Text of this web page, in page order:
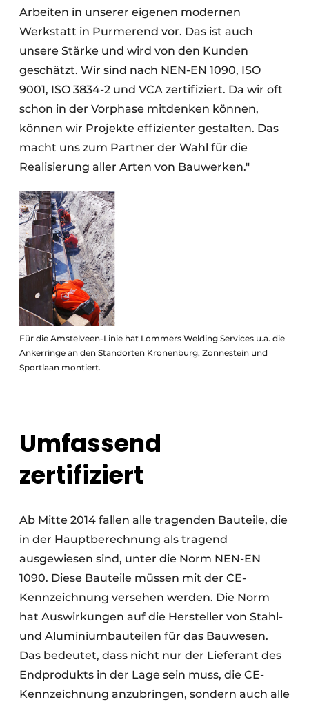
Arbeiten in unserer eigenen modernen
Werkstatt in Purmerend vor. Das ist auch
unsere Stärke und wird von den Kunden
geschätzt. Wir sind nach NEN-EN 1090, ISO
9001, ISO 3834-2 und VCA zertifiziert. Da wir oft
schon in der Vorphase mitdenken können,
können wir Projekte effizienter gestalten. Das
macht uns zum Partner der Wahl für die
Realisierung aller Arten von Bauwerken."
Für die Amstelveen-Linie hat Lommers Welding Services u.a. die
Ankerringe an den Standorten Kronenburg, Zonnestein und
Sportlaan montiert.
Umfassend
zertifiziert
Ab Mitte 2014 fallen alle tragenden Bauteile, die
in der Hauptberechnung als tragend
ausgewiesen sind, unter die Norm NEN-EN
1090. Diese Bauteile müssen mit der CE-
Kennzeichnung versehen werden. Die Norm
hat Auswirkungen auf die Hersteller von Stahl-
und Aluminiumbauteilen für das Bauwesen.
Das bedeutet, dass nicht nur der Lieferant des
Endprodukts in der Lage sein muss, die CE-
Kennzeichnung anzubringen, sondern auch alle